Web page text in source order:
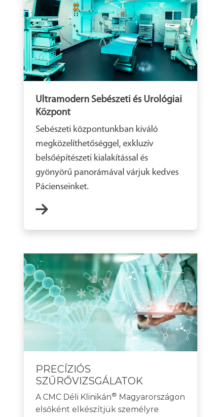
Ultramodern Sebészeti és Urológiai
Központ
Sebészeti központunkban kiváló
megközelíthetőséggel, exkluzív
belsőépítészeti kialakítással és
gyönyörű panorámával várjuk kedves
Pácienseinket.
PRECÍZIÓS
SZŰRŐVIZSGÁLATOK
A CMC Déli Klinikán® Magyarországon
elsőként elkészítjük személyre